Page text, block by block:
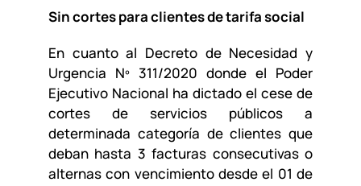
Sin cortes para clientes de tarifa social
En cuanto al Decreto de Necesidad y
Urgencia Nº 311/2020 donde el Poder
Ejecutivo Nacional ha dictado el cese de
cortes de servicios públicos a
determinada categoría de clientes que
deban hasta 3 facturas consecutivas o
alternas con vencimiento desde el 01 de